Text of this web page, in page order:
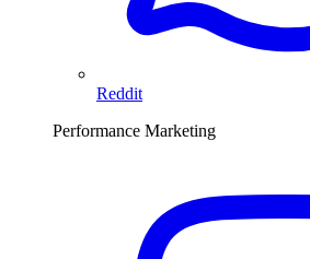
Reddit
Performance Marketing